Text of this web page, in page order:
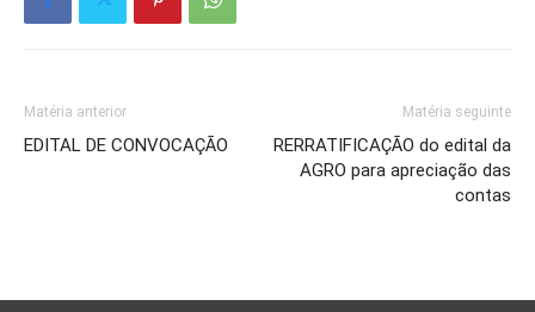
Matéria anterior
EDITAL DE CONVOCAÇÃO
Matéria seguinte
RERRATIFICAÇÃO do edital da
AGRO para apreciação das
contas